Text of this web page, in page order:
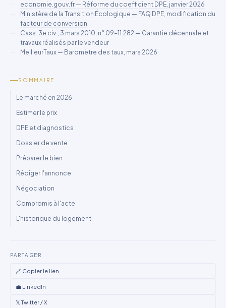
economie.gouv.fr — Réforme du coefficient DPE, janvier 2026
Ministère de la Transition Écologique — FAQ DPE, modification du
facteur de conversion
Cass. 3e civ., 3 mars 2010, n° 09-11.282 — Garantie décennale et
travaux réalisés par le vendeur
MeilleurTaux — Baromètre des taux, mars 2026
SOMMAIRE
Le marché en 2026
Estimer le prix
DPE et diagnostics
Dossier de vente
Préparer le bien
Rédiger l'annonce
Négociation
Compromis à l'acte
L'historique du logement
PARTAGER
🔗 Copier le lien
💼 LinkedIn
𝕏 Twitter / X